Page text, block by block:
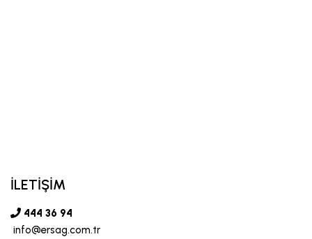
İLETİŞİM
444 36 94
info@ersag.com.tr